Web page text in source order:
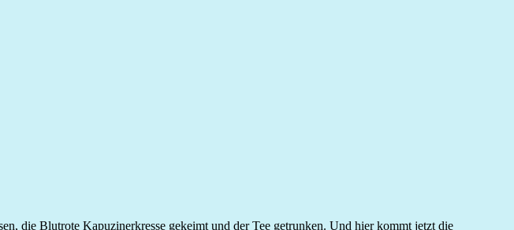
die Blutrote Kapuzinerkresse gekeimt und der Tee getrunken. Und hier kommt jetzt die